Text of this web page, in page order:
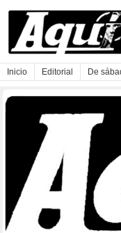
Inicio Editorial De